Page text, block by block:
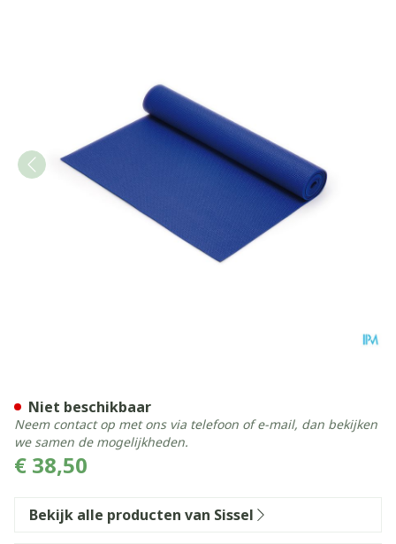
€ 38,50
Niet beschikbaar
Neem contact op met ons via telefoon of e-mail, dan bekijken
we samen de mogelijkheden.
Bekijk alle producten van Sissel